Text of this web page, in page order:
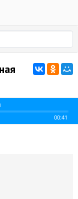
00:41